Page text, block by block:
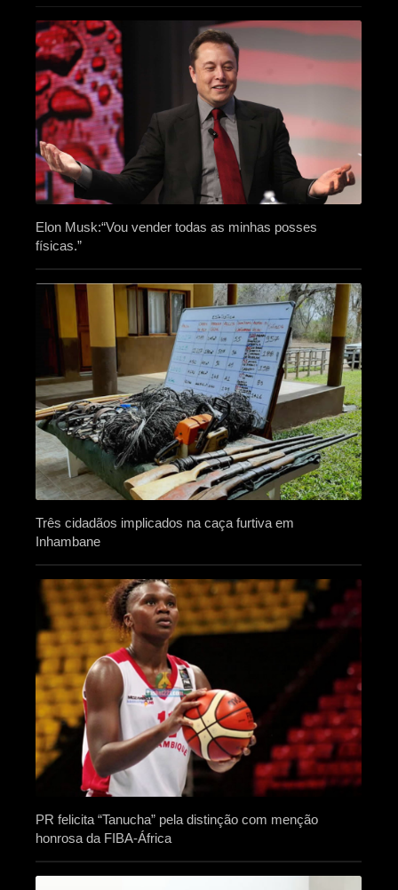
Elon Musk:“Vou vender todas as minhas posses
físicas.”
Três cidadãos implicados na caça furtiva em
Inhambane
PR felicita “Tanucha” pela distinção com menção
honrosa da FIBA-África